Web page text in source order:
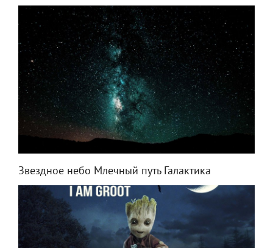
Звездное небо Млечный путь Галактика